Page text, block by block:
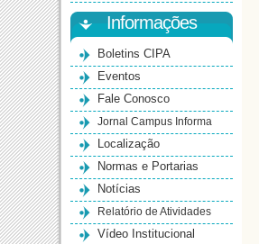
Informações
Boletins CIPA
Eventos
Fale Conosco
Jornal Campus Informa
Localização
Normas e Portarias
Notícias
Relatório de Atividades
Vídeo Institucional